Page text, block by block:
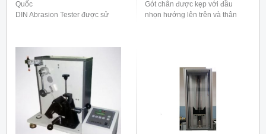
Quốc
DIN Abrasion Tester được sử
dẻo, chẳng hạn như cao su, lốp
xe, da, v.v. Hơn nữa, nó tuân ...
Gót chân được kẹp với đầu
nhọn hướng lên trên và thân